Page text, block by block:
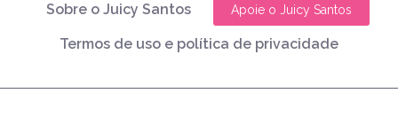
Sobre o Juicy Santos Apoie o Juicy Santos
Termos de uso e política de privacidade